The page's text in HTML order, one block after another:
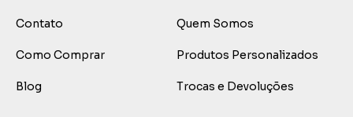
Contato Quem Somos
Como Comprar Produtos Personalizados
Blog Trocas e Devoluções